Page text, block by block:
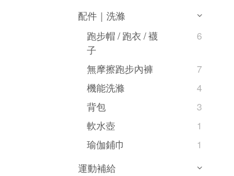
配件｜洗滌
跑步帽 / 跑衣 / 襪
子
6
無摩擦跑步內褲
7
機能洗滌
4
背包
3
軟水壺
1
瑜伽鋪巾
1
運動補給